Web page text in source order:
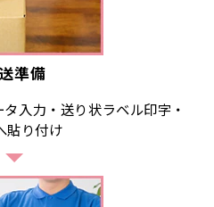
準備
入力・送り状ラベル印字・
貼り付け